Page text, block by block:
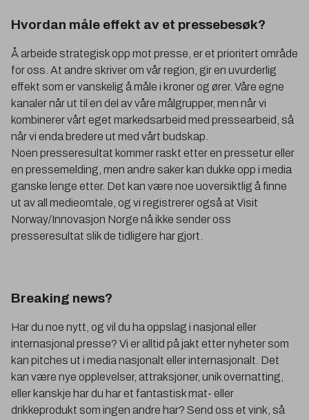
Hvordan måle effekt av et pressebesøk?
Å arbeide strategisk opp mot presse, er et prioritert område
for oss. At andre skriver om vår region, gir en uvurderlig
effekt som er vanskelig å måle i kroner og ører. Våre egne
kanaler når ut til en del av våre målgrupper, men når vi
kombinerer vårt eget markedsarbeid med pressearbeid, så
når vi enda bredere ut med vårt budskap.
Noen presseresultat kommer raskt etter en pressetur eller
en pressemelding, men andre saker kan dukke opp i media
ganske lenge etter. Det kan være noe uoversiktlig å finne
ut av all medieomtale, og vi registrerer også at Visit
Norway/Innovasjon Norge nå ikke sender oss
presseresultat slik de tidligere har gjort.
Breaking news?
Har du noe nytt, og vil du ha oppslag i nasjonal eller
internasjonal presse? Vi er alltid på jakt etter nyheter som
kan pitches ut i media nasjonalt eller internasjonalt. Det
kan være nye opplevelser, attraksjoner, unik overnatting,
eller kanskje har du har et fantastisk mat- eller
drikkeprodukt som ingen andre har? Send oss et vink, så